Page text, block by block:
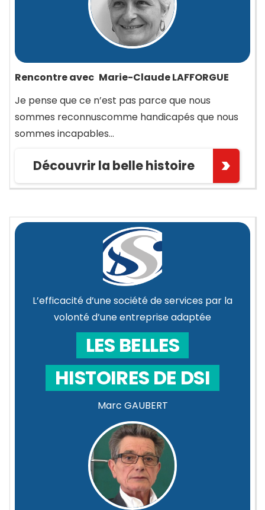
Rencontre avec Marie-Claude LAFFORGUE
Je pense que ce n’est pas parce que nous
sommes reconnuscomme handicapés que nous
sommes incapables…
Découvrir la belle histoire
L’efficacité d’une société de services par la
volonté d’une entreprise adaptée
LES BELLES
HISTOIRES DE DSI
Marc GAUBERT